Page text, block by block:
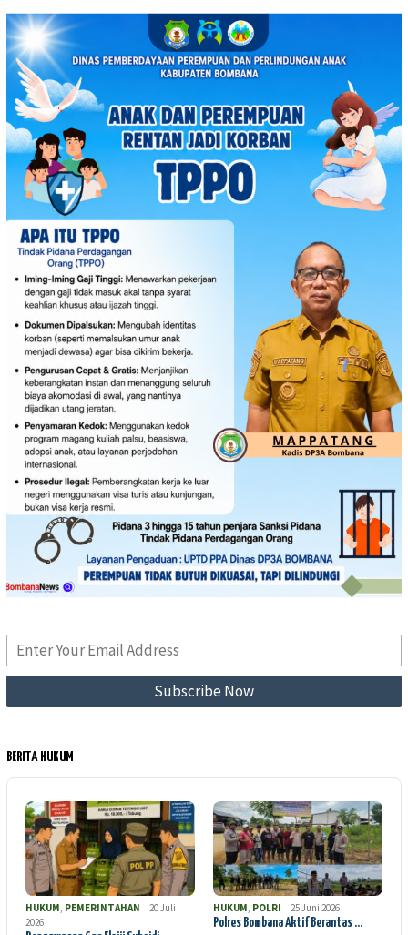
BERITA HUKUM
HUKUM, PEMERINTAHAN
20 Juli
2026
HUKUM, POLRI
25 Juni 2026
Polres Bombana Aktif Berantas …